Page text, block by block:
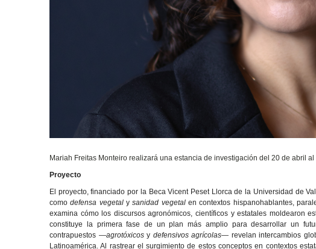
Mariah Freitas Monteiro realizará una estancia de investigación del 20 de abril
Proyecto
El proyecto, financiado por la Beca Vicent Peset Llorca de la Universidad de
comodefensa vegetalysanidad vegetalen contextos hispanohablantes,
examina cómo los discursos agronómicos, científicos y estatales moldearon
constituye la primera fase de un plan más amplio para desarrollar un
contrapuestos —agrotóxicosy defensivos agrícolas— revelan intercambios
Latinoamérica. Al rastrear el surgimiento de estos conceptos en contextos